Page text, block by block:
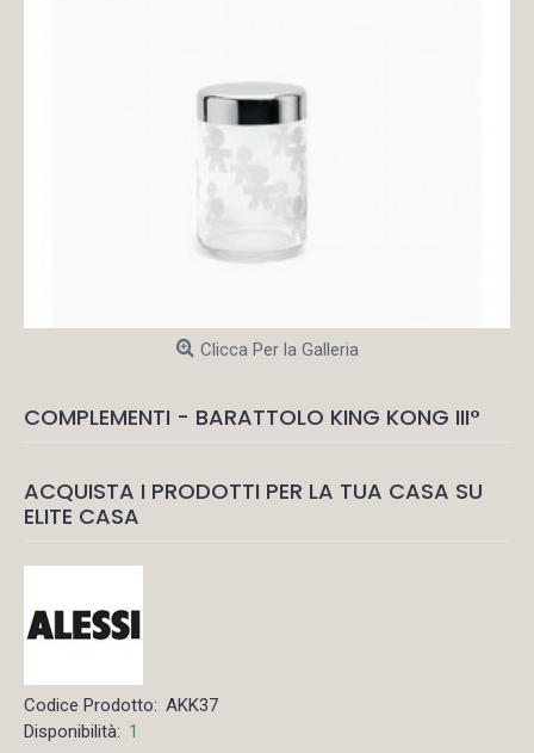
Clicca Per la Galleria
COMPLEMENTI - BARATTOLO KING KONG III°
ACQUISTA I PRODOTTI PER LA TUA CASA SU
ELITE CASA
Codice Prodotto: AKK37
Disponibilità: 1